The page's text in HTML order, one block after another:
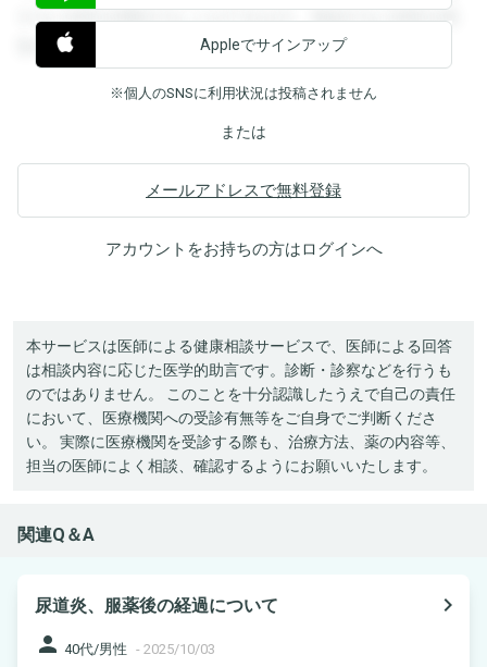
すると回答を閲覧することができます。登録すると回答を閲
覧することができます。
Appleでサインアップ
※個人のSNSに利用状況は投稿されません
または
メールアドレスで無料登録
アカウントをお持ちの方はログインへ
本サービスは医師による健康相談サービスで、医師による回答
は相談内容に応じた医学的助言です。診断・診察などを行うも
のではありません。 このことを十分認識したうえで自己の責任
において、医療機関への受診有無等をご自身でご判断くださ
い。 実際に医療機関を受診する際も、治療方法、薬の内容等、
担当の医師によく相談、確認するようにお願いいたします。
関連Q＆A
尿道炎、服薬後の経過について
navigate_next
person 40代/男性 - 2025/10/03